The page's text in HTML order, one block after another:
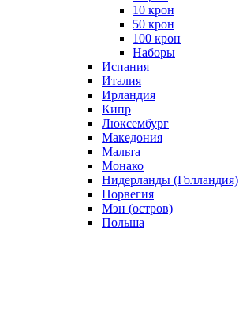
10 крон
50 крон
100 крон
Наборы
Испания
Италия
Ирландия
Кипр
Люксембург
Македония
Мальта
Монако
Нидерланды (Голландия)
Норвегия
Мэн (остров)
Польша